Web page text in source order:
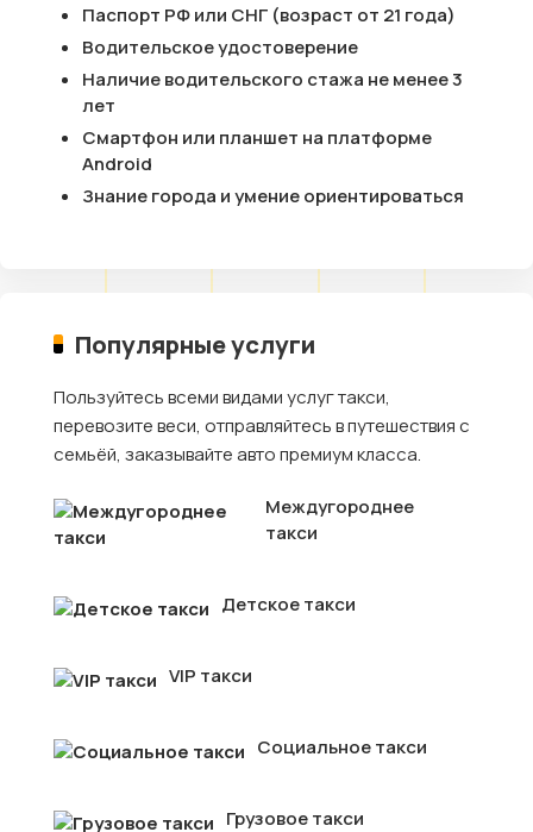
Паспорт РФ или СНГ (возраст от 21 года)
Водительское удостоверение
Наличие водительского стажа не менее 3
лет
Смартфон или планшет на платформе
Android
Знание города и умение ориентироваться
Популярные услуги
Пользуйтесь всеми видами услуг такси,
перевозите веси, отправляйтесь в путешествия с
семьёй, заказывайте авто премиум класса.
Междугороднее
такси
Детское такси
VIP такси
Социальное такси
Грузовое такси